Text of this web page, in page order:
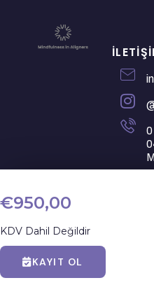
€950,00
KDV Dahil Değildir
KAYIT OL